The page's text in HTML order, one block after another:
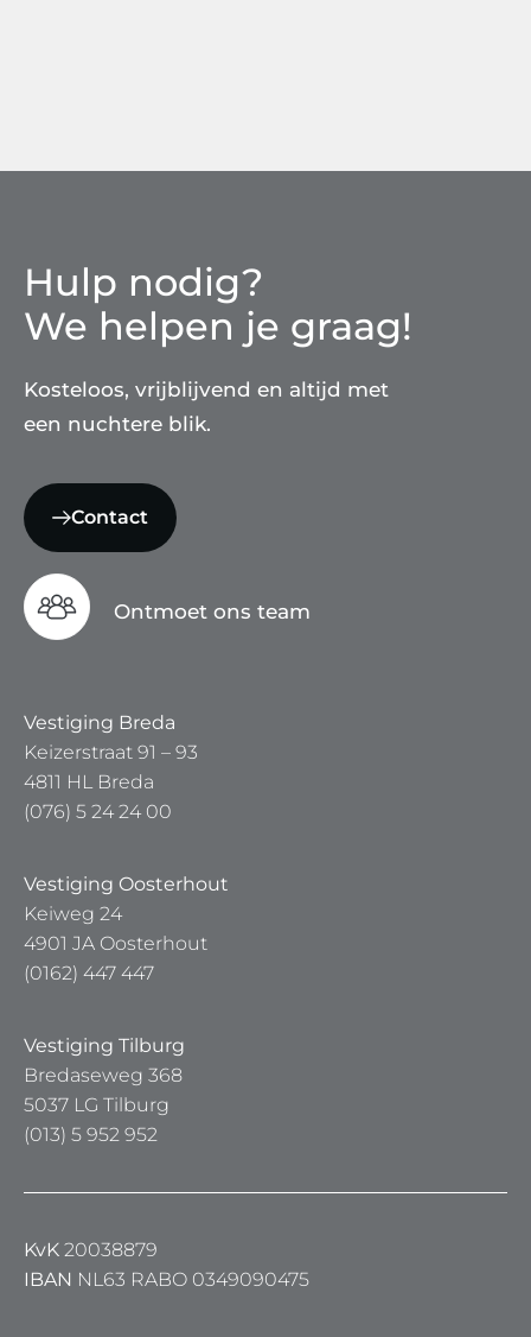
Hulp nodig?
We helpen je graag!
Kosteloos, vrijblijvend en altijd met
een nuchtere blik.
Contact
Ontmoet ons team
Vestiging Breda
Keizerstraat 91 – 93
4811 HL Breda
(076) 5 24 24 00
Vestiging Oosterhout
Keiweg 24
4901 JA Oosterhout
(0162) 447 447
Vestiging Tilburg
Bredaseweg 368
5037 LG Tilburg
(013) 5 952 952
KvK 20038879
IBAN NL63 RABO 0349090475